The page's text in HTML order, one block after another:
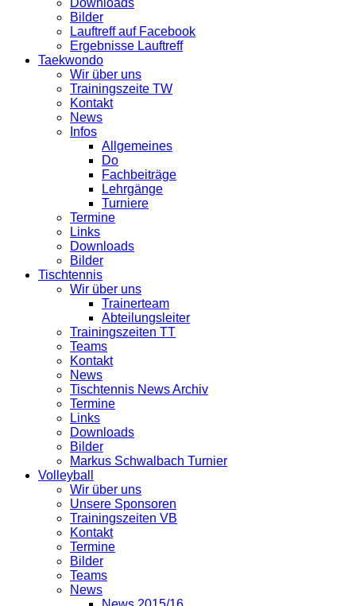
Bilder
Lauftreff auf Facebook
Ergebnisse Lauftreff
Taekwondo
Wir über uns
Trainingszeite TW
Kontakt
News
Infos
Allgemeines
Do
Fachbeiträge
Lehrgänge
Turniere
Termine
Links
Downloads
Bilder
Tischtennis
Wir über uns
Trainerteam
Abteilungsleiter
Trainingszeiten TT
Teams
Kontakt
News
Tischtennis News Archiv
Termine
Links
Downloads
Bilder
Markus Schwalbach Turnier
Volleyball
Wir über uns
Unsere Sponsoren
Trainingszeiten VB
Kontakt
Termine
Bilder
Teams
News